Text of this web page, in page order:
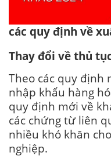
các quy định về
Thay đổi về thủ
Theo các quy định
nhập khẩu hàng
quy định mới về
các chứng từ liên
nhiều khó khăn
nghiệp.